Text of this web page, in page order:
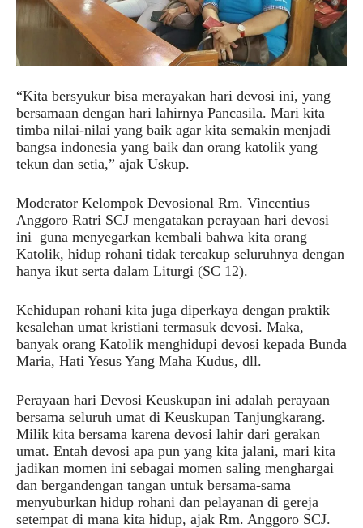
“Kita bersyukur bisa merayakan hari devosi ini, yang
bersamaan dengan hari lahirnya Pancasila. Mari kita
timba nilai-nilai yang baik agar kita semakin menjadi
bangsa indonesia yang baik dan orang katolik yang
tekun dan setia,” ajak Uskup.
Moderator Kelompok Devosional Rm. Vincentius
Anggoro Ratri SCJ mengatakan perayaan hari devosi
ini guna menyegarkan kembali bahwa kita orang
Katolik, hidup rohani tidak tercakup seluruhnya dengan
hanya ikut serta dalam Liturgi (SC 12).
Kehidupan rohani kita juga diperkaya dengan praktik
kesalehan umat kristiani termasuk devosi. Maka,
banyak orang Katolik menghidupi devosi kepada Bunda
Maria, Hati Yesus Yang Maha Kudus, dll.
Perayaan hari Devosi Keuskupan ini adalah perayaan
bersama seluruh umat di Keuskupan Tanjungkarang.
Milik kita bersama karena devosi lahir dari gerakan
umat. Entah devosi apa pun yang kita jalani, mari kita
jadikan momen ini sebagai momen saling menghargai
dan bergandengan tangan untuk bersama-sama
menyuburkan hidup rohani dan pelayanan di gereja
setempat di mana kita hidup, ajak Rm. Anggoro SCJ.